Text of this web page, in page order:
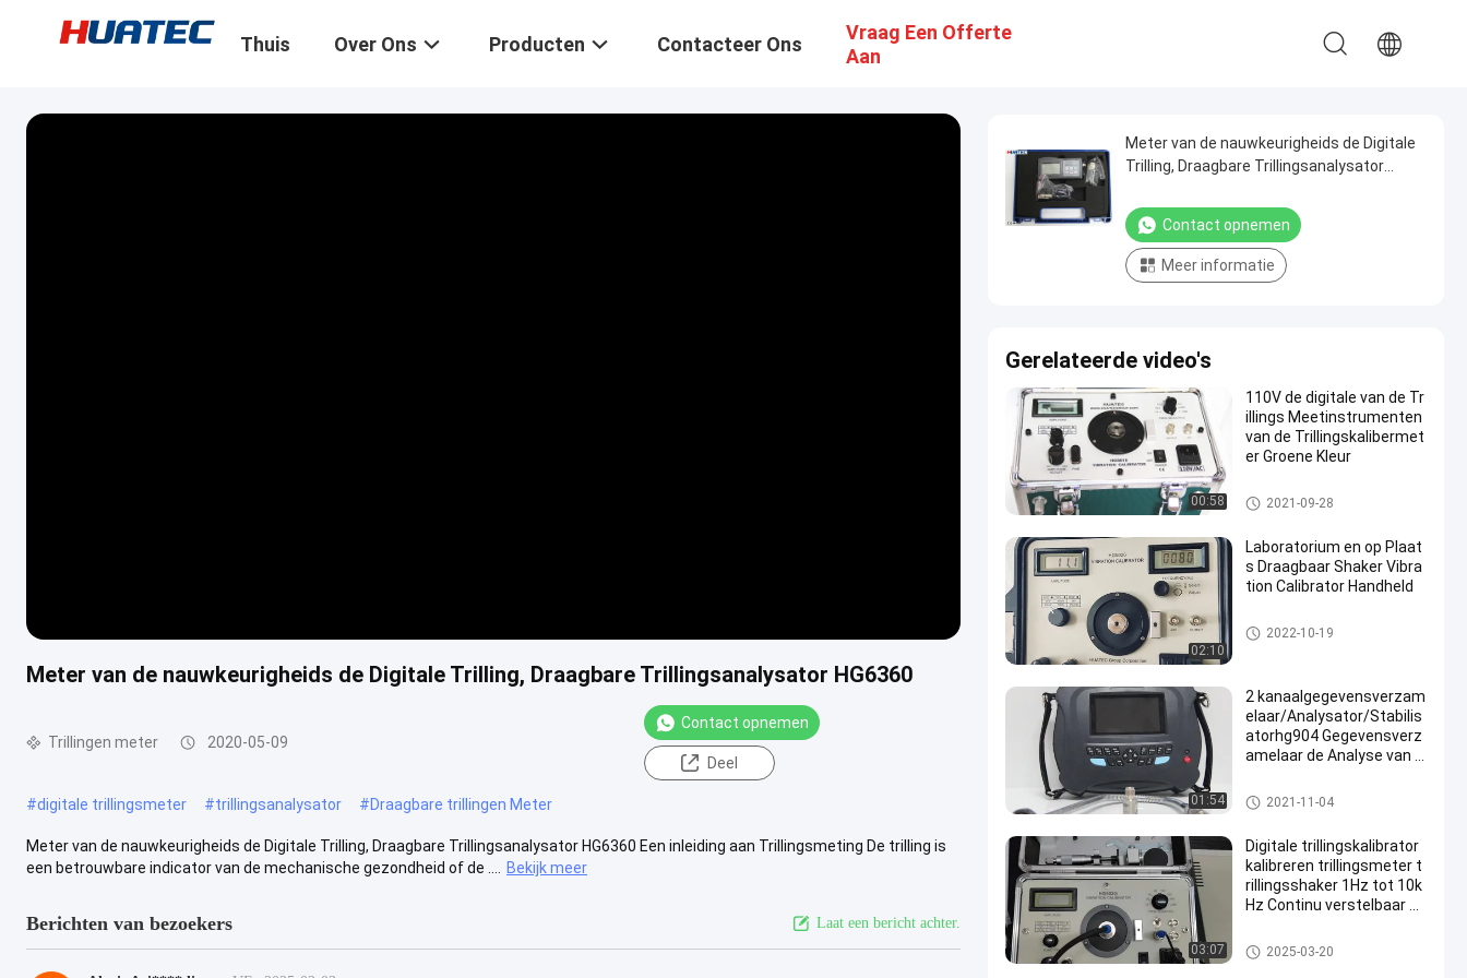
Thuis Over Ons Producten Contacteer Ons
Vraag Een Offerte
Aan
Meter van de nauwkeurigheids de Digitale Trilling, Draagbare Trillingsanalysator HG6360
Trillingen meter 2020-05-09
Contact opnemen
Deel
#digitale trillingsmeter #trillingsanalysator #Draagbare trillingen Meter
Meter van de nauwkeurigheids de Digitale Trilling, Draagbare Trillingsanalysator HG6360 Een inleiding aan Trillingsmeting De trilling is
een betrouwbare indicator van de mechanische gezondheid of de ....
Bekijk meer
Berichten van bezoekers Laat een bericht achter.
Meter van de nauwkeurigheids de Digitale
Trilling, Draagbare Trillingsanalysator
Contact opnemen
Meer informatie
Gerelateerde video's
00:58
110V de digitale van de Tr
illings Meetinstrumenten
van de Trillingskalibermet
er Groene Kleur
Trillingen meter
2021-09-28
02:10
Laboratorium en op Plaat
s Draagbaar Shaker Vibra
tion Calibrator Handheld
Trillingen meter
2022-10-19
01:54
2 kanaalgegevensverzam
elaar/Analysator/Stabilis
atorhg904 Gegevensverz
amelaar de Analyse van d
Trillingen meter
2021-11-04
03:07
Digitale trillingskalibrator
kalibreren trillingsmeter t
rillingsshaker 1Hz tot 10k
Hz Continu verstelbaar H
Trillingen meter
2025-03-20